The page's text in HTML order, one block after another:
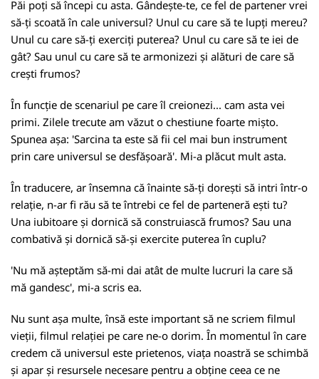
Păi poți să începi cu asta. Gândește-te, ce fel de partener vrei
să-ți scoată în cale universul? Unul cu care să te lupți mereu?
Unul cu care să-ți exerciți puterea? Unul cu care să te iei de
gât? Sau unul cu care să te armonizezi și alături de care să
crești frumos?
În funcție de scenariul pe care îl creionezi... cam asta vei
primi. Zilele trecute am văzut o chestiune foarte mișto.
Spunea așa: 'Sarcina ta este să fii cel mai bun instrument
prin care universul se desfășoară'. Mi-a plăcut mult asta.
În traducere, ar însemna că înainte să-ți dorești să intri într-o
relație, n-ar fi rău să te întrebi ce fel de parteneră ești tu?
Una iubitoare și dornică să construiască frumos? Sau una
combativă și dornică să-și exercite puterea în cuplu?
'Nu mă așteptăm să-mi dai atât de multe lucruri la care să
mă gandesc', mi-a scris ea.
Nu sunt așa multe, însă este important să ne scriem filmul
vieții, filmul relației pe care ne-o dorim. În momentul în care
credem că universul este prietenos, viața noastră se schimbă
și apar și resursele necesare pentru a obține ceea ce ne